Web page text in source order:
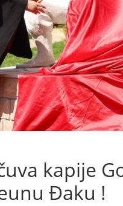
kapije
Đaku !